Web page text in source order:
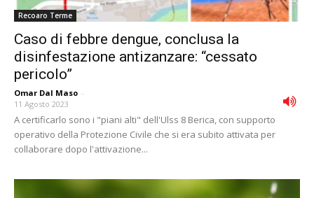
Recoaro Terme
Caso di febbre dengue, conclusa la
disinfestazione antizanzare: “cessato
pericolo”
Omar Dal Maso -
11 Agosto 2023
A certificarlo sono i "piani alti" dell'Ulss 8 Berica, con supporto
operativo della Protezione Civile che si era subito attivata per
collaborare dopo l'attivazione...